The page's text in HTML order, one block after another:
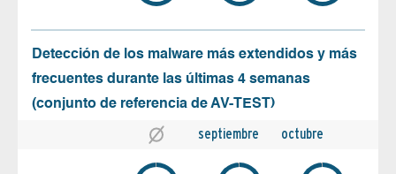
Detección de los malware más extendidos y más
frecuentes durante las últimas 4 semanas
(conjunto de referencia de AV-TEST)
septiembre octubre